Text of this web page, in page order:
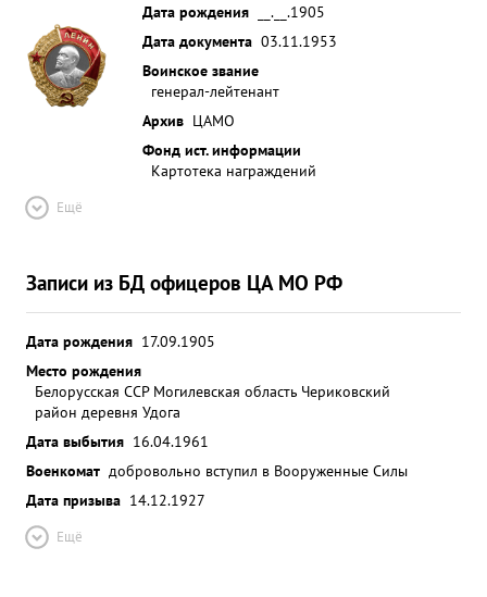
Дата рождения
__.__.1905
Дата документа 03.11.1953
Воинское звание
генерал-лейтенант
Архив ЦАМО
Фонд ист. информации
Картотека награждений
Ещё
Записи из БД офицеров ЦА МО РФ
Дата рождения 17.09.1905
Место рождения
Белорусская ССР Могилевская область Чериковский
район деревня Удога
Дата выбытия 16.04.1961
Военкомат добровольно вступил в Вооруженные Силы
Дата призыва 14.12.1927
Ещё